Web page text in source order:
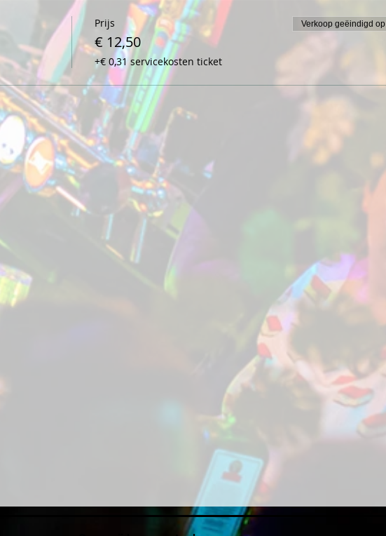
Prijs
€ 12,50
+€ 0,31 servicekosten ticket
Verkoop geëindigd op